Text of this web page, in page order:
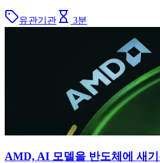
유관기관 3분
AMD, AI 모델을 반도체에 새